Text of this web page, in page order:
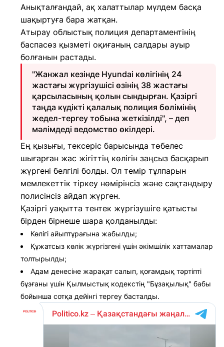
Анықталғандай, ақ халаттылар мүлдем басқа
шақыртуға бара жатқан.
Атырау облыстық полиция департаментінің
баспасөз қызметі оқиғаның салдары ауыр
болғанын растады.
"Жанжал кезінде Hyundai көлігінің 24
жастағы жүргізушісі өзінің 38 жастағы
қарсыласының қолын сындырған. Қазіргі
таңда күдікті қалалық полиция бөлімінің
жедел-тергеу тобына жеткізілді", – деп
мәлімдеді ведомство өкілдері.
Ең қызығы, тексеріс барысында төбелес
шығарған жас жігіттің көлігін заңсыз басқарып
жүргені белгілі болды. Ол темір тұлпарын
мемлекеттік тіркеу нөмірінсіз және сақтандыру
полисінсіз айдап жүрген.
Қазіргі уақытта тентек жүргізушіге қатысты
бірден бірнеше шара қолданылды:
Көлігі айыптұрағына жабылды;
Құжатсыз көлік жүргізгені үшін әкімшілік хаттамалар
толтырылды;
Адам денесіне жарақат салып, қоғамдық тәртіпті
бұзғаны үшін Қылмыстық кодекстің "Бұзақылық" бабы
бойынша сотқа дейінгі тергеу басталды.